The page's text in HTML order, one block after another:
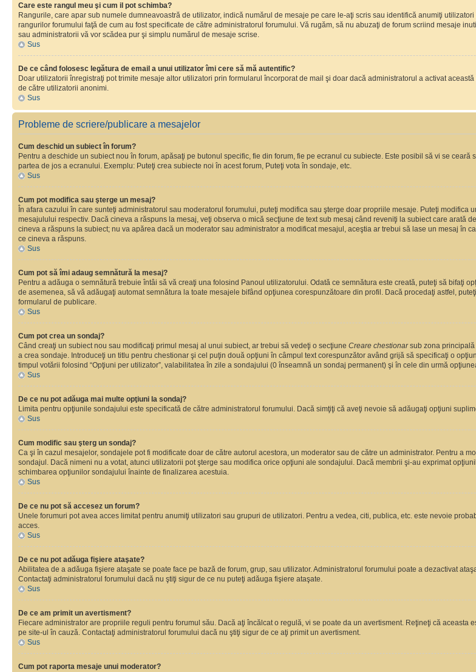
Care este rangul meu şi cum il pot schimba?
Rangurile, care apar sub numele dumneavoastră de utilizator, indică numărul de mesaje pe care le-aţi scris sau identifică anumiţi
rangurilor forumului faţă de cum au fost specificate de către administratorul forumului. Vă rugăm, să nu abuzaţi de forum scriind mesaje
sau administratorii vă vor scădea pur şi simplu numărul de mesaje scrise.
Sus
De ce când folosesc legătura de email a unui utilizator îmi cere să mă autentific?
Doar utilizatorii înregistraţi pot trimite mesaje altor utilizatori prin formularul încorporat de mail şi doar dacă administratorul a activat
de către utilizatorii anonimi.
Sus
Probleme de scriere/publicare a mesajelor
Cum deschid un subiect în forum?
Pentru a deschide un subiect nou în forum, apăsaţi pe butonul specific, fie din forum, fie pe ecranul cu subiecte. Este posibil să vi se
partea de jos a ecranului. Exemplu: Puteţi crea subiecte noi în acest forum, Puteţi vota în sondaje, etc.
Sus
Cum pot modifica sau şterge un mesaj?
În afara cazului în care sunteţi administratorul sau moderatorul forumului, puteţi modifica sau şterge doar propriile mesaje. Puteţi
mesajulului respectiv. Dacă cineva a răspuns la mesaj, veţi observa o mică secţiune de text sub mesaj când reveniţi la subiect care arată
cineva a răspuns la subiect; nu va apărea dacă un moderator sau administrator a modificat mesajul, aceştia ar trebui să lase un mesaj în
ce cineva a răspuns.
Sus
Cum pot să îmi adaug semnătură la mesaj?
Pentru a adăuga o semnătură trebuie întâi să vă creaţi una folosind Panoul utilizatorului. Odată ce semnătura este creată, puteţi să bifaţi
de asemenea, să vă adăugaţi automat semnătura la toate mesajele bifând opţiunea corespunzătoare din profil. Dacă procedaţi astfel,
formularul de publicare.
Sus
Cum pot crea un sondaj?
Când creaţi un subiect nou sau modificaţi primul mesaj al unui subiect, ar trebui să vedeţi o secţiune Creare chestionarsub zona principală
a crea sondaje. Introduceţi un titlu pentru chestionar şi cel puţin două opţiuni în câmpul text corespunzător având grijă să specificaţi o
timpul votării folosind “Opţiuni per utilizator”, valabilitatea în zile a sondajului (0 înseamnă un sondaj permanent) şi în cele din urmă
Sus
De ce nu pot adăuga mai multe opţiuni la sondaj?
Limita pentru opţiunile sondajului este specificată de către administratorul forumului. Dacă simţiţi că aveţi nevoie să adăugaţi opţiuni
Sus
Cum modific sau şterg un sondaj?
Ca şi în cazul mesajelor, sondajele pot fi modificate doar de către autorul acestora, un moderator sau de către un administrator. Pentru a
sondajul. Dacă nimeni nu a votat, atunci utilizatorii pot şterge sau modifica orice opţiuni ale sondajului. Dacă membrii şi-au exprimat
schimbarea opţiunilor sondajului înainte de finalizarea acestuia.
Sus
De ce nu pot să accesez un forum?
Unele forumuri pot avea acces limitat pentru anumiţi utilizatori sau grupuri de utilizatori. Pentru a vedea, citi, publica, etc. este nevoie
acces.
Sus
De ce nu pot adăuga fişiere ataşate?
Abilitatea de a adăuga fişiere ataşate se poate face pe bază de forum, grup, sau utilizator. Administratorul forumului poate a dezactivat
Contactaţi administratorul forumului dacă nu ştiţi sigur de ce nu puteţi adăuga fişiere ataşate.
Sus
De ce am primit un avertisment?
Fiecare administrator are propriile reguli pentru forumul său. Dacă aţi încălcat o regulă, vi se poate da un avertisment. Reţineţi că
pe site-ul în cauză. Contactaţi administratorul forumului dacă nu ştiţi sigur de ce aţi primit un avertisment.
Sus
Cum pot raporta mesaje unui moderator?